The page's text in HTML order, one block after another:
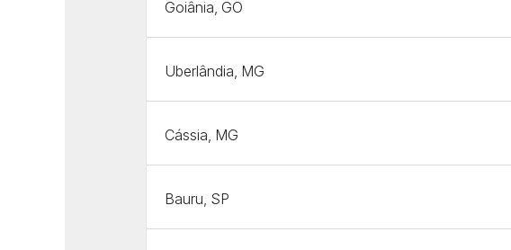
Goiânia, GO
Uberlândia, MG
Cássia, MG
Bauru, SP